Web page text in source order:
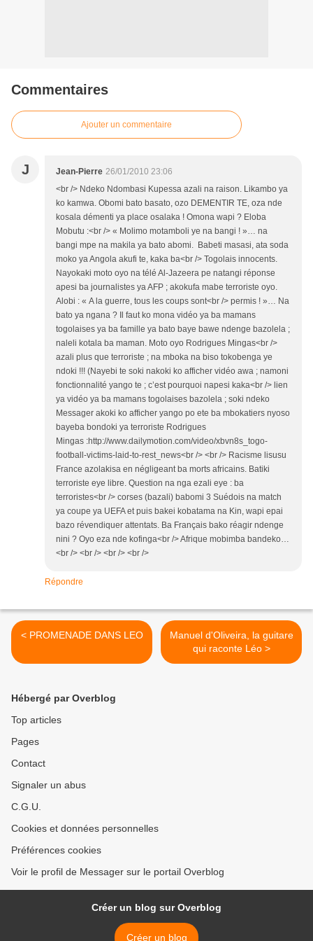
Commentaires
Ajouter un commentaire
J Jean-Pierre 26/01/2010 23:06
<br /> Ndeko Ndombasi Kupessa azali na raison. Likambo ya
ko kamwa. Obomi bato basato, ozo DEMENTIR TE, oza nde
kosala démenti ya place osalaka ! Omona wapi ? Eloba
Mobutu :<br /> « Molimo motamboli ye na bangi ! »… na
bangi mpe na makila ya bato abomi. Babeti masasi, ata soda
moko ya Angola akufi te, kaka ba<br /> Togolais innocents.
Nayokaki moto oyo na télé Al-Jazeera pe natangi réponse
apesi ba journalistes ya AFP ; akokufa mabe terroriste oyo.
Alobi : « A la guerre, tous les coups sont<br /> permis ! »… Na
bato ya ngana ? Il faut ko mona vidéo ya ba mamans
togolaises ya ba famille ya bato baye bawe ndenge bazolela ;
naleli kotala ba maman. Moto oyo Rodrigues Mingas<br />
azali plus que terroriste ; na mboka na biso tokobenga ye
ndoki !!! (Nayebi te soki nakoki ko afficher vidéo awa ; namoni
fonctionnalité yango te ; c’est pourquoi napesi kaka<br /> lien
ya vidéo ya ba mamans togolaises bazolela ; soki ndeko
Messager akoki ko afficher yango po ete ba mbokatiers nyoso
bayeba bondoki ya terroriste Rodrigues
Mingas :http://www.dailymotion.com/video/xbvn8s_togo-
football-victims-laid-to-rest_news<br /> <br /> Racisme lisusu
France azolakisa en négligeant ba morts africains. Batiki
terroriste eye libre. Question na nga ezali eye : ba
terroristes<br /> corses (bazali) babomi 3 Suédois na match
ya coupe ya UEFA et puis bakei kobatama na Kin, wapi epai
bazo révendiquer attentats. Ba Français bako réagir ndenge
nini ? Oyo eza nde kofinga<br /> Afrique mobimba bandeko…
<br /> <br /> <br /> <br />
Répondre
< PROMENADE DANS LEO
Manuel d'Oliveira, la guitare
qui raconte Léo >
Hébergé par Overblog
Top articles
Pages
Contact
Signaler un abus
C.G.U.
Cookies et données personnelles
Préférences cookies
Voir le profil de Messager sur le portail Overblog
Créer un blog sur Overblog
Créer un blog